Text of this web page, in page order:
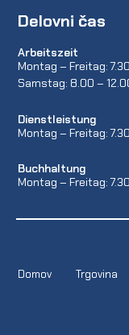
Delovni čas
Arbeitszeit
Montag – Freitag:
Samstag: 8.00 –
Dienstleistung
Montag – Freitag:
Buchhaltung
Montag – Freitag:
Domov Trgovina